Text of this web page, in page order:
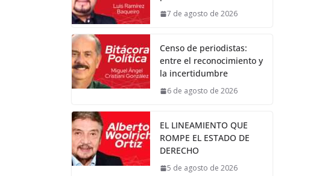
7 de agosto de 2026
Censo de periodistas:
entre el reconocimiento y
la incertidumbre
6 de agosto de 2026
EL LINEAMIENTO QUE
ROMPE EL ESTADO DE
DERECHO
5 de agosto de 2026